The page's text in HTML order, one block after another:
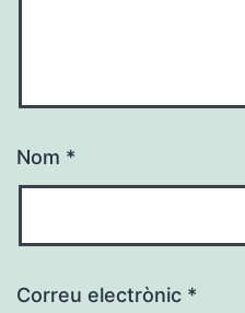
Nom *
Correu electrònic *